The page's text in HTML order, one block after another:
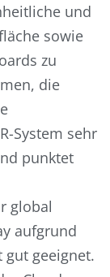
und
sowie
zu
die
System sehr
punktet
global
aufgrund
gut geeignet.